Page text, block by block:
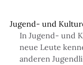
Jugend- und
In Jugend- und
neue Leute
anderen